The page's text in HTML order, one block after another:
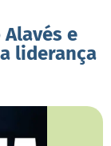
e
liderança